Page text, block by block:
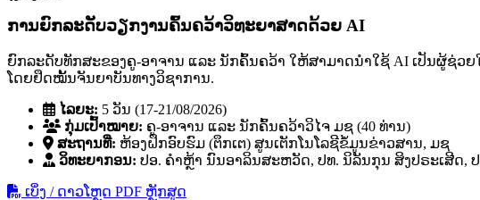
ການຍົກລະດັບວຽກງານຄົ້ນຄວ້າວິທະຍາສາດດ້ວຍ AI
ຍົກລະດັບທັກສະຂອງຄູ-ອາຈານ ແລະ ນັກຄົ້ນຄວ້າ ໃຫ້ສາມາດນໍາໃຊ້ AI ເປັນຜູ້ຊ່ວຍ
ໂດຍຢຶດໝັ້ນຈັນຍາບັນທາງວິຊາການ.
ໄລຍະ: 5 ວັນ (17-21/08/2026)
ກຸ່ມເປົ້າໝາຍ: ຄູ-ອາຈານ ແລະ ນັກຄົ້ນຄວ້າວິໄຈ ມຊ (40 ທ່ານ)
ສະຖານທີ່: ຫ້ອງຝຶກອົບຮົມ (ຕຶກເຕ) ສູນເຕັກໂນໂລຊີຂໍ້ມູນຂ່າວສານ, ມຊ
ວິທະຍາກອນ: ປອ. ຄໍາຫຼ້າ ນົນອາລິນສະຫວັດ, ປທ. ນິລັນກຸນ ສິງປຣະເສີດ,
ເບິ່ງ / ດາວໂຫຼດ PDF ຫຼັກສູດ